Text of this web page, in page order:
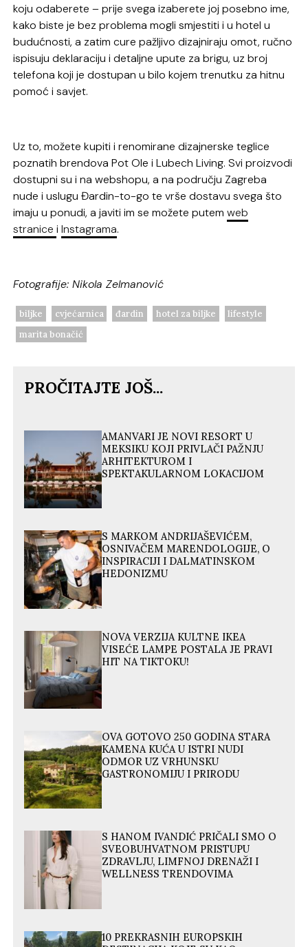
koju odaberete – prije svega izaberete joj posebno ime,
kako biste je bez problema mogli smjestiti i u hotel u
budućnosti, a zatim cure pažljivo dizajniraju omot, ručno
ispisuju deklaraciju i detaljne upute za brigu, uz broj
telefona koji je dostupan u bilo kojem trenutku za hitnu
pomoć i savjet.
Uz to, možete kupiti i renomirane dizajnerske teglice
poznatih brendova Pot Ole i Lubech Living. Svi proizvodi
dostupni su i na webshopu, a na području Zagreba
nude i uslugu Đardin-to-go te vrše dostavu svega što
imaju u ponudi, a javiti im se možete putemweb
straniceiInstagrama.
Fotografije: Nikola Zelmanović
biljke cvjećarnica đardin hotel za biljke
lifestyle
marita bonačić
PROČITAJTE JOŠ...
AMANVARI JE NOVI RESORT U
MEKSIKU KOJI PRIVLAČI PAŽNJU
ARHITEKTUROM I
SPEKTAKULARNOM LOKACIJOM
S MARKOM ANDRIJAŠEVIĆEM,
OSNIVAČEM MARENDOLOGIJE, O
INSPIRACIJI I DALMATINSKOM
HEDONIZMU
NOVA VERZIJA KULTNE IKEA
VISEĆE LAMPE POSTALA JE PRAVI
HIT NA TIKTOKU!
OVA GOTOVO 250 GODINA STARA
KAMENA KUĆA U ISTRI NUDI
ODMOR UZ VRHUNSKU
GASTRONOMIJU I PRIRODU
S HANOM IVANDIĆ PRIČALI SMO O
SVEOBUHVATNOM PRISTUPU
ZDRAVLJU, LIMFNOJ DRENAŽI I
WELLNESS TRENDOVIMA
10 PREKRASNIH EUROPSKIH